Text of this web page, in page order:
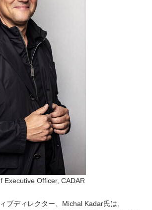
Executive Officer, CADAR
ブディレクター、Michal Kadar氏は、